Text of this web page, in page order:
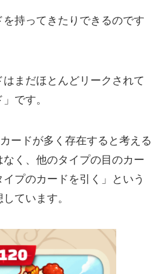
を持ってきたりできるのです
まだほとんどリークされて
です。
ードが多く存在すると考える
なく、他のタイプの目のカー
イプのカードを引く」という
ています。